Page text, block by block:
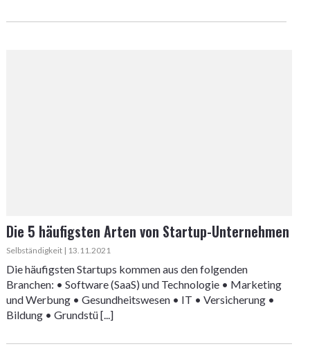
Die 5 häufigsten Arten von Startup-Unternehmen
Selbständigkeit | 13.11.2021
Die häufigsten Startups kommen aus den folgenden
Branchen: • Software (SaaS) und Technologie • Marketing
und Werbung • Gesundheitswesen • IT • Versicherung •
Bildung • Grundstü [...]